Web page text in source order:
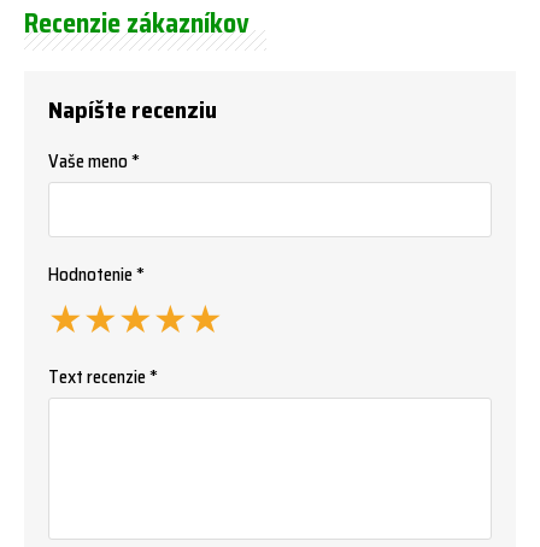
Recenzie zákazníkov
Napíšte recenziu
Vaše meno *
Hodnotenie *
★
★
★
★
★
Text recenzie *